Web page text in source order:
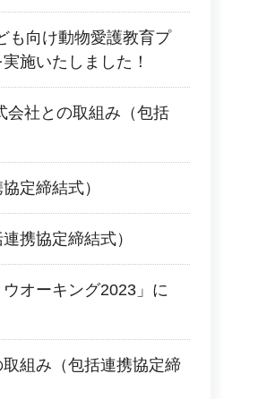
も向け動物愛護教育プ
施いたしました！
会社との取組み（包括
定締結式）
携協定締結式）
オーキング2023」に
組み（包括連携協定締